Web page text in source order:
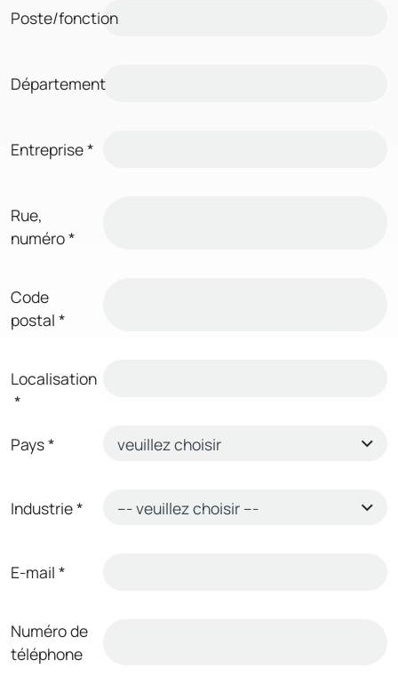
Poste/fonction
Département
Entreprise*
Rue,
numéro*
Code
postal *
Localisation
*
Pays*
Industrie*
E-mail *
Numéro de
téléphone